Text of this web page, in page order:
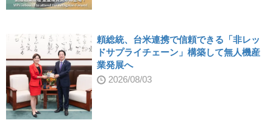
頼総統、台米連携で信頼できる「非レッ
ドサプライチェーン」構築して無人機産
業発展へ
2026/08/03